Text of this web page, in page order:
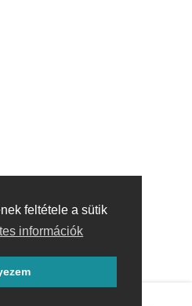
feltétele a sütik
információk